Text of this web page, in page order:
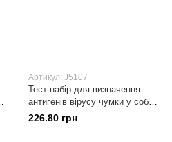
Артикул: J5107
Тест-набір для визначення
антигенів вірусу чумки у собак
(CDV-Ag)
226.80 грн